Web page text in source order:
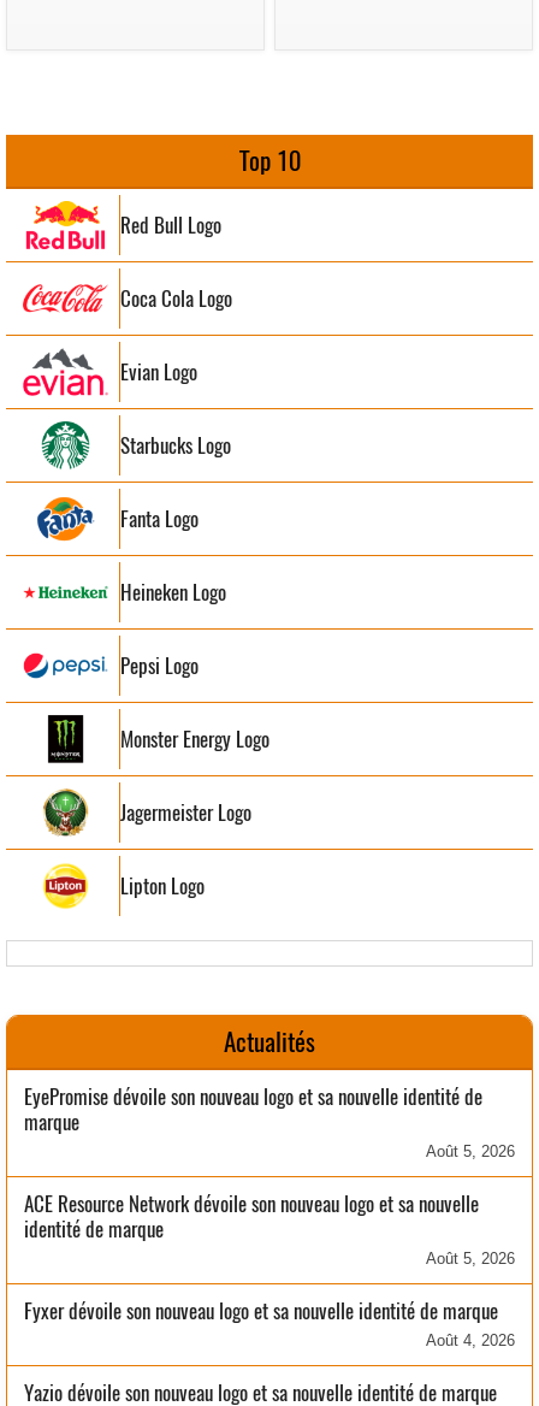
Top 10
Red Bull Logo
Coca Cola Logo
Evian Logo
Starbucks Logo
Fanta Logo
Heineken Logo
Pepsi Logo
Monster Energy Logo
Jagermeister Logo
Lipton Logo
Actualités
EyePromise dévoile son nouveau logo et sa nouvelle identité de
marque
Août 5, 2026
ACE Resource Network dévoile son nouveau logo et sa nouvelle
identité de marque
Août 5, 2026
Fyxer dévoile son nouveau logo et sa nouvelle identité de marque
Août 4, 2026
Yazio dévoile son nouveau logo et sa nouvelle identité de marque